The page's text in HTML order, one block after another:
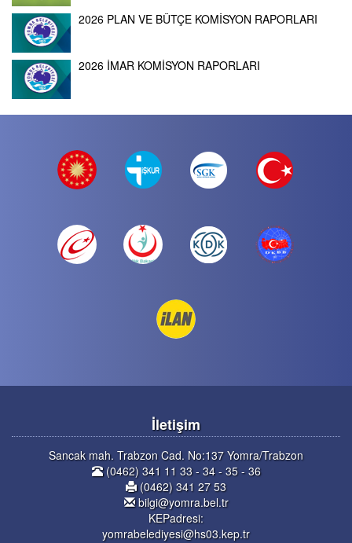
2026 PLAN VE BÜTÇE KOMİSYON RAPORLARI
2026 İMAR KOMİSYON RAPORLARI
İletişim
Sancak mah. Trabzon Cad. No:137 Yomra/Trabzon
(0462) 341 11 33 - 34 - 35 - 36
(0462) 341 27 53
bilgi@yomra.bel.tr
KEPadresi:
yomrabelediyesi@hs03.kep.tr